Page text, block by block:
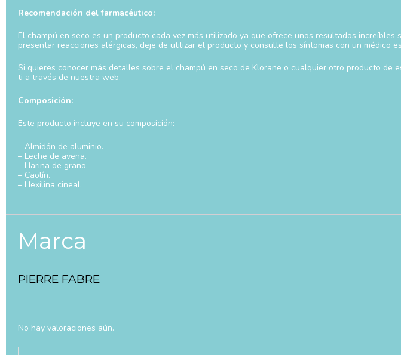
Recomendación del farmacéutico:
El champú en seco es un producto cada vez más utilizado ya que ofrece unos resultados
presentar reacciones alérgicas, deje de utilizar el producto y consulte los síntomas con un médico
Si quieres conocer más detalles sobre el champú en seco de Klorane o cualquier otro producto
ti a través de nuestra web.
Composición:
Este producto incluye en su composición:
– Almidón de aluminio.
– Leche de avena.
– Harina de grano.
– Caolín.
– Hexilina cineal.
Marca
PIERRE FABRE
No hay valoraciones aún.